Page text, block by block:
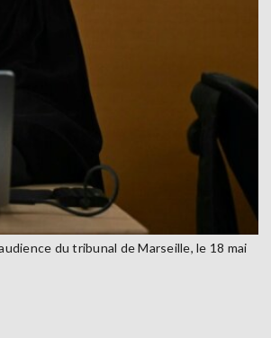
du tribunal de Marseille, le 18 mai